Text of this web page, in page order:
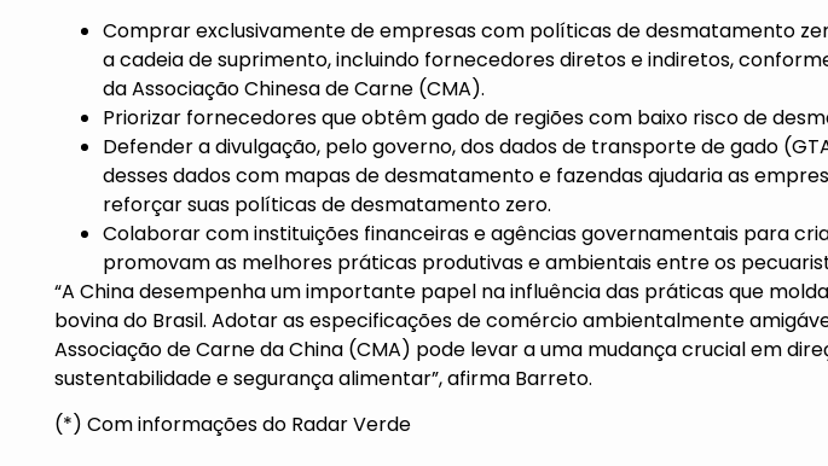
Comprar exclusivamente de empresas com políticas de desmatamento
a cadeia de suprimento, incluindo fornecedores diretos e indiretos,
da Associação Chinesa de Carne (CMA).
Priorizar fornecedores que obtêm gado de regiões com baixo risco de
Defender a divulgação, pelo governo, dos dados de transporte de gado
desses dados com mapas de desmatamento e fazendas ajudaria as
reforçar suas políticas de desmatamento zero.
Colaborar com instituições financeiras e agências governamentais para
promovam as melhores práticas produtivas e ambientais entre os
“A China desempenha um importante papel na influência das práticas que
bovina do Brasil. Adotar as especificações de comércio ambientalmente
Associação de Carne da China (CMA) pode levar a uma mudança crucial em
sustentabilidade e segurança alimentar”, afirma Barreto.
(*) Com informações do Radar Verde